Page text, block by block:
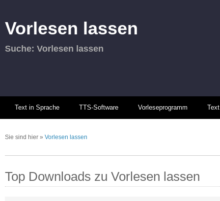
Vorlesen lassen
Suche: Vorlesen lassen
Text in Sprache TTS-Software Vorleseprogramm
Sie sind hier » Vorlesen lassen
Top Downloads zu Vorlesen lassen